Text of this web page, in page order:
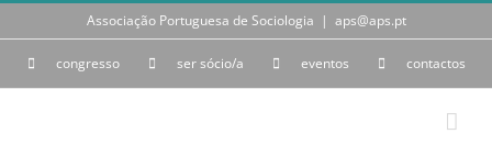
Skip
Associação Portuguesa de Sociologia | aps@aps.pt
congresso ser sócio/a eventos contactos